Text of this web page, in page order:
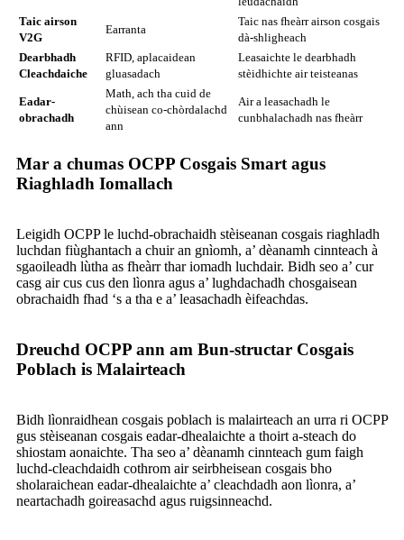
Taic airson
V2G
Earranta
Taic nas fheàrr airson cosgais
dà-shligheach
Dearbhadh
Cleachdaiche
RFID, aplacaidean
gluasadach
Leasaichte le dearbhadh
stèidhichte air teisteanas
Eadar-
obrachadh
Math, ach tha cuid de
chùisean co-chòrdalachd
ann
Air a leasachadh le
cunbhalachadh nas fheàrr
Mar a chumas OCPP Cosgais Smart agus
Riaghladh Iomallach
Leigidh OCPP le luchd-obrachaidh stèiseanan cosgais riaghladh
luchdan fiùghantach a chuir an gnìomh, a’ dèanamh cinnteach à
sgaoileadh lùtha as fheàrr thar iomadh luchdair. Bidh seo a’ cur
casg air cus cus den lìonra agus a’ lughdachadh chosgaisean
obrachaidh fhad ‘s a tha e a’ leasachadh èifeachdas.
Dreuchd OCPP ann am Bun-structar Cosgais
Poblach is Malairteach
Bidh lìonraidhean cosgais poblach is malairteach an urra ri OCPP
gus stèiseanan cosgais eadar-dhealaichte a thoirt a-steach do
shiostam aonaichte. Tha seo a’ dèanamh cinnteach gum faigh
luchd-cleachdaidh cothrom air seirbheisean cosgais bho
sholaraichean eadar-dhealaichte a’ cleachdadh aon lìonra, a’
neartachadh goireasachd agus ruigsinneachd.